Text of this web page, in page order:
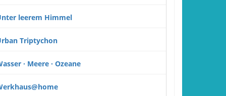
leerem Himmel
Triptychon
· Meere · Ozeane